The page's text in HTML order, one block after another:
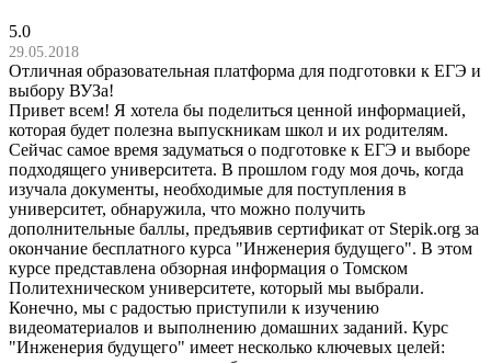
5.0
29.05.2018
Отличная образовательная платформа для подготовки к ЕГЭ и
выбору ВУЗа!
Привет всем! Я хотела бы поделиться ценной информацией,
которая будет полезна выпускникам школ и их родителям.
Сейчас самое время задуматься о подготовке к ЕГЭ и выборе
подходящего университета. В прошлом году моя дочь, когда
изучала документы, необходимые для поступления в
университет, обнаружила, что можно получить
дополнительные баллы, предъявив сертификат от Stepik.org за
окончание бесплатного курса "Инженерия будущего". В этом
курсе представлена обзорная информация о Томском
Политехническом университете, который мы выбрали.
Конечно, мы с радостью приступили к изучению
видеоматериалов и выполнению домашних заданий. Курс
"Инженерия будущего" имеет несколько ключевых целей: